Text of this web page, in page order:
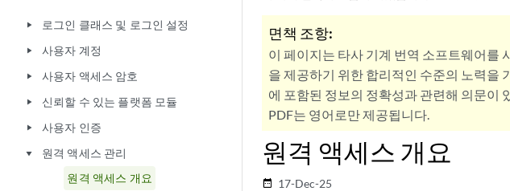
play_arrow 로그인 클래스 및 로그인 설정
play_arrow 사용자 계정
play_arrow 사용자 액세스 암호
play_arrow 신뢰할 수 있는 플랫폼 모듈
play_arrow 사용자 인증
play_arrow
원격 액세스 관리
원격 액세스 개요
면책 조항:
이 페이지는 타사 기계 번역 소프트웨어를
을 제공하기 위한 합리적인 수준의 노력을
에 포함된 정보의 정확성과 관련해 의문이
PDF는 영어로만 제공됩니다.
원격 액세스 개요
date_range 17-Dec-25